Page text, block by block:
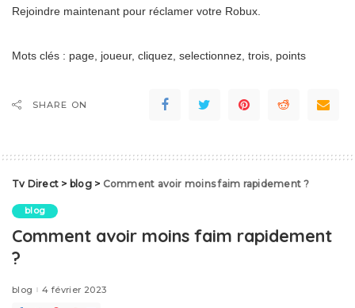
Rejoindre maintenant pour réclamer votre Robux.
Mots clés : page, joueur, cliquez, selectionnez, trois, points
SHARE ON
Tv Direct > blog> Comment avoir moins faim rapidement ?
blog
Comment avoir moins faim rapidement
?
blog 4 février 2023